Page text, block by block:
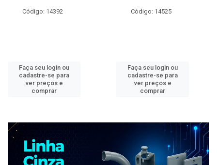
Código: 14392
Faça seu login ou
cadastre-se para
ver preços e
comprar
Código: 14525
Faça seu login ou
cadastre-se para
ver preços e
comprar